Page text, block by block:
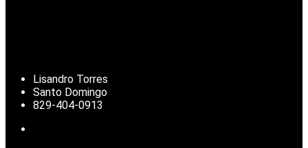
Lisandro Torres
Santo Domingo
829-404-0913